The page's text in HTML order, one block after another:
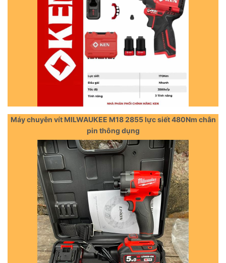
Máy chuyên vít MILWAUKEE M18 2855 lực siết 480Nm chân
pin thông dụng